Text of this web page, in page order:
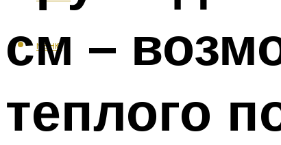
МЕНЮ
см –
теплого